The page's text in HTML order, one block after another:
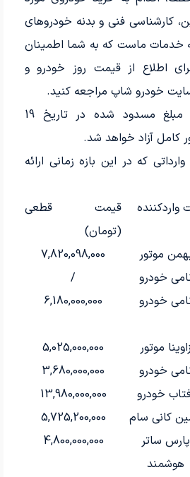
کارشناسی فنی و بدنه خودروهای
خدمات ماست که به شما اطمینان
اطلاع از قیمت روز خودرو و
خودرو شاپ مراجعه کنید.
شایان ذکر است که مبلغ مسدود شده در تاریخ 19
که در این بازه زمانی ارائه
واردکننده
قیمت قطعی
(تومان)
موتور
7,820,098,000
خودرو
/
خودرو 6,180,000,000
زاوینا موتور
5,025,000,000
خودرو
3,680,000,000
خودرو
13,980,000,000
کانی سام
5,725,200,000
پارس ساتر
هوشمند
4,800,000,000